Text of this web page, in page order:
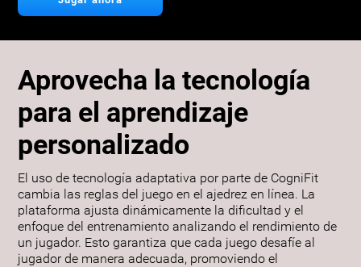
Aprovecha la tecnología
para el aprendizaje
personalizado
El uso de tecnología adaptativa por parte de CogniFit
cambia las reglas del juego en el ajedrez en línea. La
plataforma ajusta dinámicamente la dificultad y el
enfoque del entrenamiento analizando el rendimiento de
un jugador. Esto garantiza que cada juego desafíe al
jugador de manera adecuada, promoviendo el